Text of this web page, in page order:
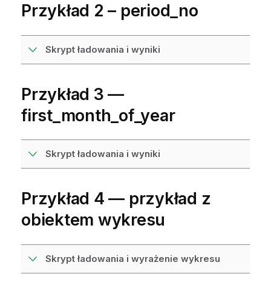
Przykład 2 – period_no
Skrypt ładowania i wyniki
Przykład 3 —
first_month_of_year
Skrypt ładowania i wyniki
Przykład 4 — przykład z
obiektem wykresu
Skrypt ładowania i wyrażenie wykresu